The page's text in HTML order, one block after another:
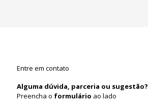
Entre em contato
Alguma dúvida, parceria ou sugestão?
Preencha o formulário ao lado